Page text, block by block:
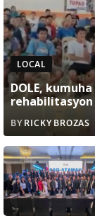
LOCAL
DOLE,
BY RICKY BROZAS